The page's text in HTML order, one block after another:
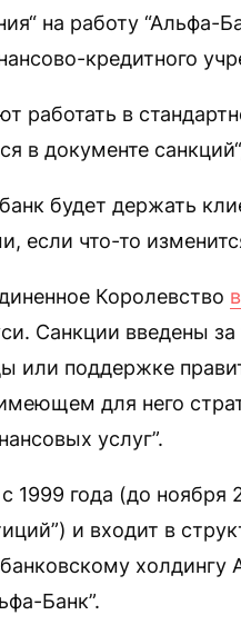
на работу “Альфа-
кредитного
работать в
в документе
будет держать
если что-то
Королевство
Санкции введены за
или поддержке
для него
услуг”.
1999 года (до ноября
и входит в
холдингу
Банк”.